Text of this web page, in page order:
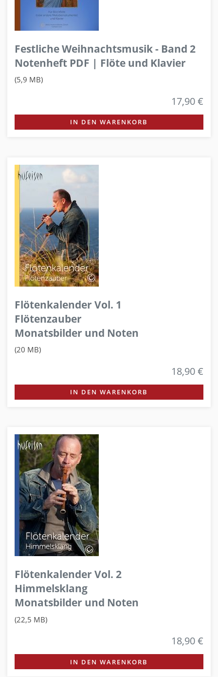
Festliche Weihnachtsmusik - Band 2
Notenheft PDF | Flöte und Klavier
(5,9 MB)
17,90 €
IN DEN WARENKORB
Flötenkalender Vol. 1
Flötenzauber
Monatsbilder und Noten
(20 MB)
18,90 €
IN DEN WARENKORB
Flötenkalender Vol. 2
Himmelsklang
Monatsbilder und Noten
(22,5 MB)
18,90 €
IN DEN WARENKORB